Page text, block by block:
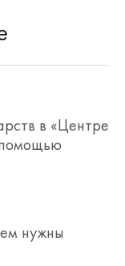
на 1
защитой:
1
1
в «Центре
нужны